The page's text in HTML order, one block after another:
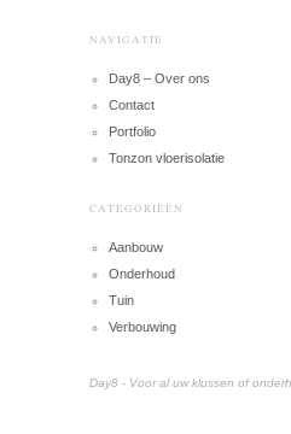
NAVIGATIE
Day8 – Over ons
Contact
Portfolio
Tonzon vloerisolatie
CATEGORIEËN
Aanbouw
Onderhoud
Tuin
Verbouwing
Day8 - Voor al uw klussen of